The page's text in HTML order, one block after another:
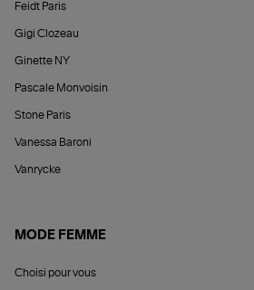
Feidt Paris
Gigi Clozeau
Ginette NY
Pascale Monvoisin
Stone Paris
Vanessa Baroni
Vanrycke
MODE FEMME
Choisi pour vous